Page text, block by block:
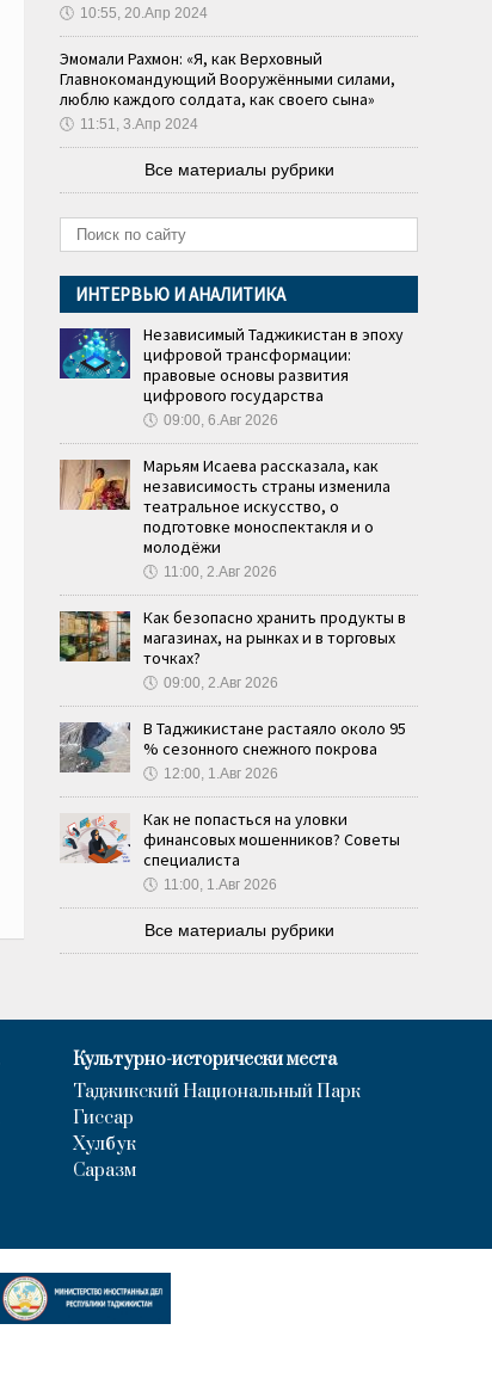
🕔 10:55, 20.Апр 2024
Эмомали Рахмон: «Я, как Верховный
Главнокомандующий Вооружёнными силами,
люблю каждого солдата, как своего сына»
🕔 11:51, 3.Апр 2024
Все материалы рубрики
ИНТЕРВЬЮ И АНАЛИТИКА
Независимый Таджикистан в эпоху
цифровой трансформации:
правовые основы развития
цифрового государства
🕔 09:00, 6.Авг 2026
Марьям Исаева рассказала, как
независимость страны изменила
театральное искусство, о
подготовке моноспектакля и о
молодёжи
🕔 11:00, 2.Авг 2026
Как безопасно хранить продукты в
магазинах, на рынках и в торговых
точках?
🕔 09:00, 2.Авг 2026
В Таджикистане растаяло около 95
% сезонного снежного покрова
🕔 12:00, 1.Авг 2026
Как не попасться на уловки
финансовых мошенников? Советы
специалиста
🕔 11:00, 1.Авг 2026
Все материалы рубрики
Культурно-исторически места
Таджикский Национальный Парк
Гиссар
Хулбук
Саразм